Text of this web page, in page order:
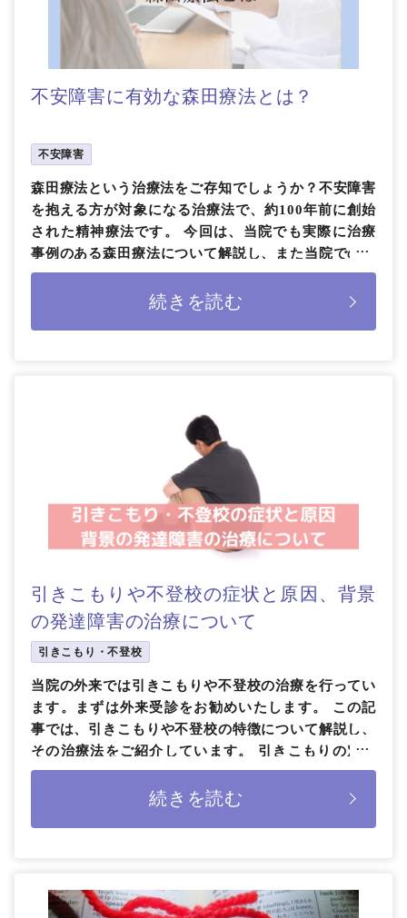
不安障害に有効な森田療法とは？
不安障害
森田療法という治療法をご存知でしょうか？不安障害
を抱える方が対象になる治療法で、約100年前に創始
された精神療法です。 今回は、当院でも実際に治療
事例のある森田療法について解説し、また当院での森
田療法の治療の流れについて […]
続きを読む
引きこもりや不登校の症状と原因、背景
の発達障害の治療について
引きこもり・不登校
当院の外来では引きこもりや不登校の治療を行ってい
ます。まずは外来受診をお勧めいたします。 この記
事では、引きこもりや不登校の特徴について解説し、
その治療法をご紹介しています。 引きこもりの定義
厚生労働省による引きこもり […]
続きを読む